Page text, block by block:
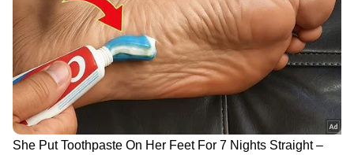
LATEST VIDEOS
മഴ നിയന്ത്രണങ്ങൾക്കിടെ
വയനാട്ടിൽ സ്വകാര്യ കമ്പനിയുടെ